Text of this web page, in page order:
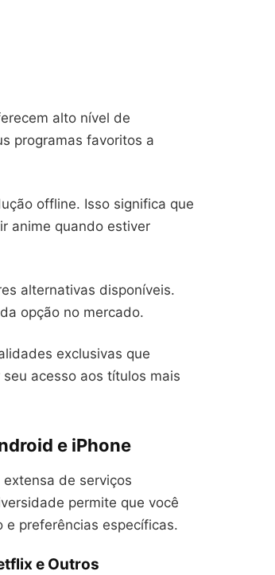
alto nível de
programas favoritos a
offline. Isso significa que
anime quando estiver
alternativas disponíveis.
opção no mercado.
exclusivas que
acesso aos títulos mais
e iPhone
de serviços
permite que você
preferências específicas.
e Outros